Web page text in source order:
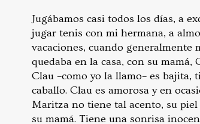
Jugábamos casi todos los días, a
jugar tenis con mi hermana, a
vacaciones, cuando
quedaba en la casa, con su mamá,
Clau –como yo la llamo– es
caballo. Clau es amorosa y en
Maritza no tiene tal acento, su piel
su mamá. Tiene una sonrisa